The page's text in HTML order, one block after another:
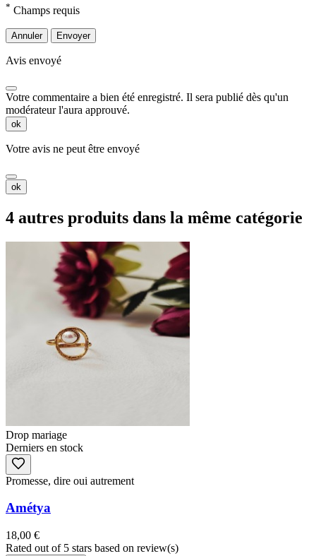
* Champs requis
Annuler Envoyer
Avis envoyé
Votre commentaire a bien été enregistré. Il sera publié dès qu'un
modérateur l'aura approuvé.
ok
Votre avis ne peut être envoyé
ok
4 autres produits dans la même catégorie
Drop mariage
Derniers en stock
Promesse, dire oui autrement
Amétya
18,00 €
Rated out of 5 stars based on review(s)